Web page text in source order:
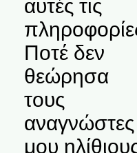
αυτές τις
Ποτέ δεν
θεώρησα
τους
αναγνώστες
μου